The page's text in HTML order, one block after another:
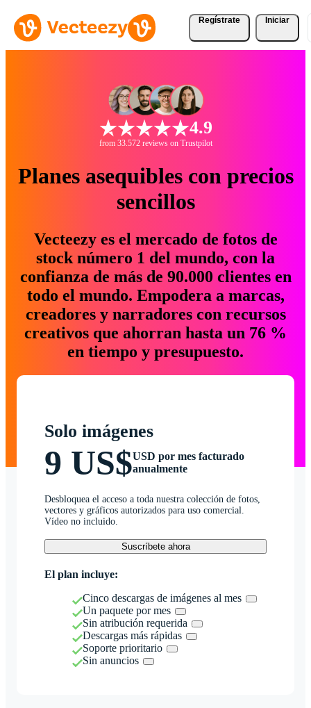
Regístrate Iniciar
4.9
from 33.572 reviews on Trustpilot
Planes asequibles con precios
sencillos
Vecteezy es el mercado de fotos de
stock número 1 del mundo, con la
confianza de más de 90.000 clientes en
todo el mundo. Empodera a marcas,
creadores y narradores con recursos
creativos que ahorran hasta un 76 %
en tiempo y presupuesto.
Solo imágenes
9 US$USD por mes facturado
anualmente
Desbloquea el acceso a toda nuestra colección de fotos,
vectores y gráficos autorizados para uso comercial.
Vídeo no incluido.
Suscríbete ahora
El plan incluye:
Cinco descargas de imágenes al mes
Un paquete por mes
Sin atribución requerida
Descargas más rápidas
Soporte prioritario
Sin anuncios